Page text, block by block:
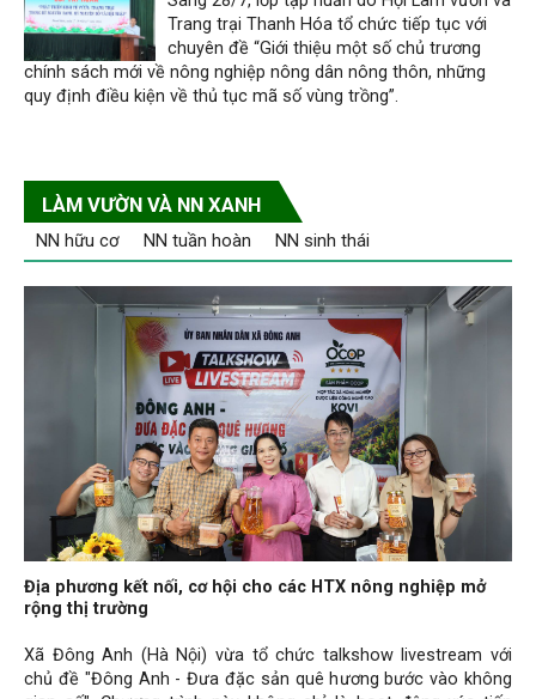
Trang trại Thanh Hóa tổ chức tiếp tục với
chuyên đề “Giới thiệu một số chủ trương
chính sách mới về nông nghiệp nông dân nông thôn, những
quy định điều kiện về thủ tục mã số vùng trồng”.
LÀM VƯỜN VÀ NN XANH
NN hữu cơ NN tuần hoàn NN sinh thái
Địa phương kết nối, cơ hội cho các HTX nông nghiệp mở
rộng thị trường
Xã Đông Anh (Hà Nội) vừa tổ chức talkshow livestream với
chủ đề "Đông Anh - Đưa đặc sản quê hương bước vào không